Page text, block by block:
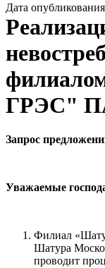
Дата
ГРЭС"
Запрос
Уважаемые
Филиал
Шатура
проводит